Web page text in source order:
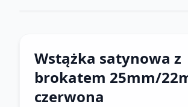
Wstążka satynowa z
brokatem 25mm/
czerwona